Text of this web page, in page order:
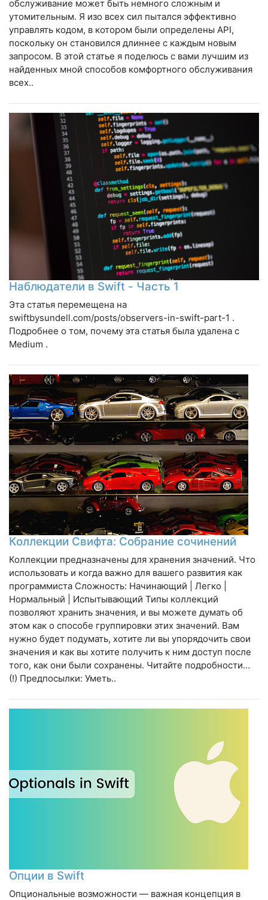
обслуживание может быть немного сложным и
утомительным. Я изо всех сил пытался эффективно
управлять кодом, в котором были определены API,
поскольку он становился длиннее с каждым новым
запросом. В этой статье я поделюсь с вами лучшим из
найденных мной способов комфортного обслуживания
всех..
Наблюдатели в Swift - Часть 1
Эта статья перемещена на
swiftbysundell.com/posts/observers-in-swift-part-1 .
Подробнее о том, почему эта статья была удалена с
Medium .
Коллекции Свифта: Собрание сочинений
Коллекции предназначены для хранения значений. Что
использовать и когда важно для вашего развития как
программиста Сложность: Начинающий | Легко |
Нормальный | Испытывающий Типы коллекций
позволяют хранить значения, и вы можете думать об
этом как о способе группировки этих значений. Вам
нужно будет подумать, хотите ли вы упорядочить свои
значения и как вы хотите получить к ним доступ после
того, как они были сохранены. Читайте подробности…
(!) Предпосылки: Уметь..
Опции в Swift
Опциональные возможности — важная концепция в